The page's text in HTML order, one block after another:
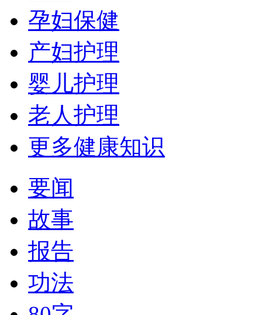
孕妇保健
产妇护理
婴儿护理
老人护理
更多健康知识
要闻
故事
报告
功法